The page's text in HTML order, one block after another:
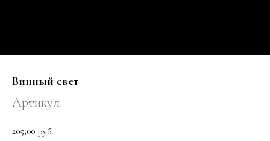
Винный свет
Артикул:
205,00 руб.